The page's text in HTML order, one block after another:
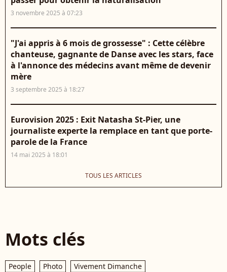
3 novembre 2025 à 07:23
"J'ai appris à 6 mois de grossesse" : Cette célèbre
chanteuse, gagnante de Danse avec les stars, face
à l'annonce des médecins avant même de devenir
mère
3 septembre 2025 à 18:27
Eurovision 2025 : Exit Natasha St-Pier, une
journaliste experte la remplace en tant que porte-
parole de la France
14 mai 2025 à 18:01
TOUS LES ARTICLES
Mots clés
People Photo
Vivement Dimanche